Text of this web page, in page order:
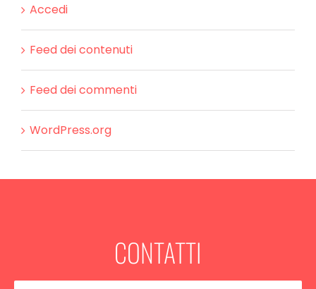
Accedi
Feed dei contenuti
Feed dei commenti
WordPress.org
CONTATTI